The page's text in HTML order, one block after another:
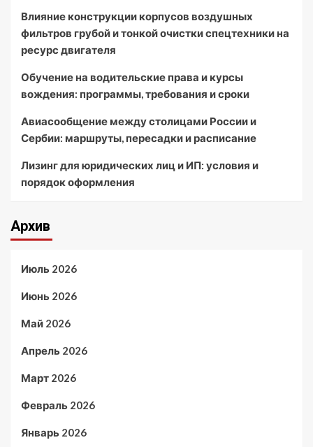
Влияние конструкции корпусов воздушных
фильтров грубой и тонкой очистки спецтехники на
ресурс двигателя
Обучение на водительские права и курсы
вождения: программы, требования и сроки
Авиасообщение между столицами России и
Сербии: маршруты, пересадки и расписание
Лизинг для юридических лиц и ИП: условия и
порядок оформления
Архив
Июль 2026
Июнь 2026
Май 2026
Апрель 2026
Март 2026
Февраль 2026
Январь 2026